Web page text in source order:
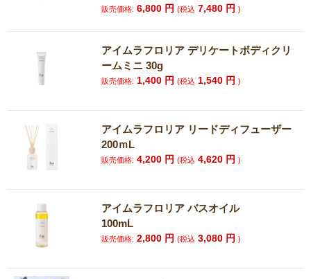
販売価格: 6,800 円(税込 7,480 円)
アイムラフロリア デリケートボディクリ
ームミニ 30g
販売価格: 1,400 円(税込 1,540 円)
アイムラフロリア リードディフューザー
200ｍL
販売価格: 4,200 円(税込 4,620 円)
アイムラフロリア バスオイル
100mL
販売価格: 2,800 円(税込 3,080 円)